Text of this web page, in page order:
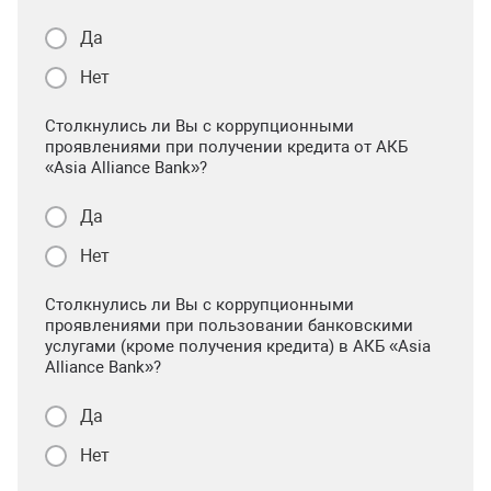
Да
Нет
Столкнулись ли Вы с коррупционными
проявлениями при получении кредита от АКБ
«Asia Alliance Bank»?
Да
Нет
Столкнулись ли Вы с коррупционными
проявлениями при пользовании банковскими
услугами (кроме получения кредита) в АКБ «Asia
Alliance Bank»?
Да
Нет